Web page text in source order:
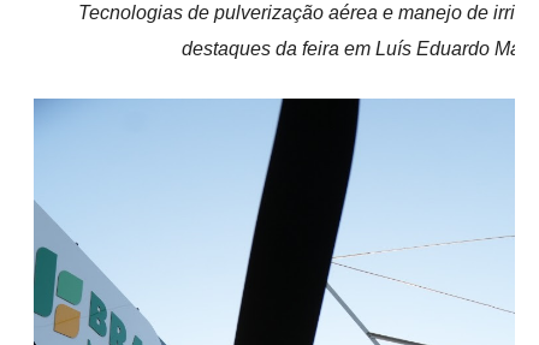
Tecnologias de pulverização aérea e manejo de
destaques da feira em Luís Eduardo